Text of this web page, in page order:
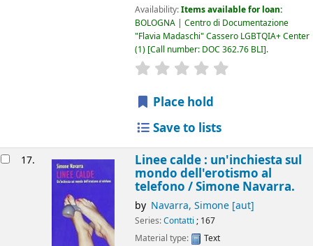
Availability:Items available for loan:
BOLOGNA | Centro di Documentazione
"Flavia Madaschi" Cassero LGBTQIA+ Center
(1) Call number: DOC 362.76 BLI .
star rating
Place hold
Save to lists
17. Linee calde : un'inchiesta sul
mondo dell'erotismo al
telefono /Simone Navarra.
by Navarra, Simone[aut]
Series:Contatti ; 167
Material type:
Text